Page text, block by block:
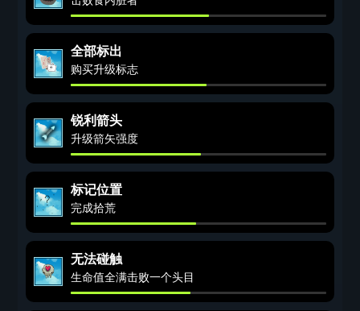
全部标出
购买升级标志
锐利箭头
升级箭矢强度
标记位置
完成拾荒
无法碰触
生命值全满击败一个头目